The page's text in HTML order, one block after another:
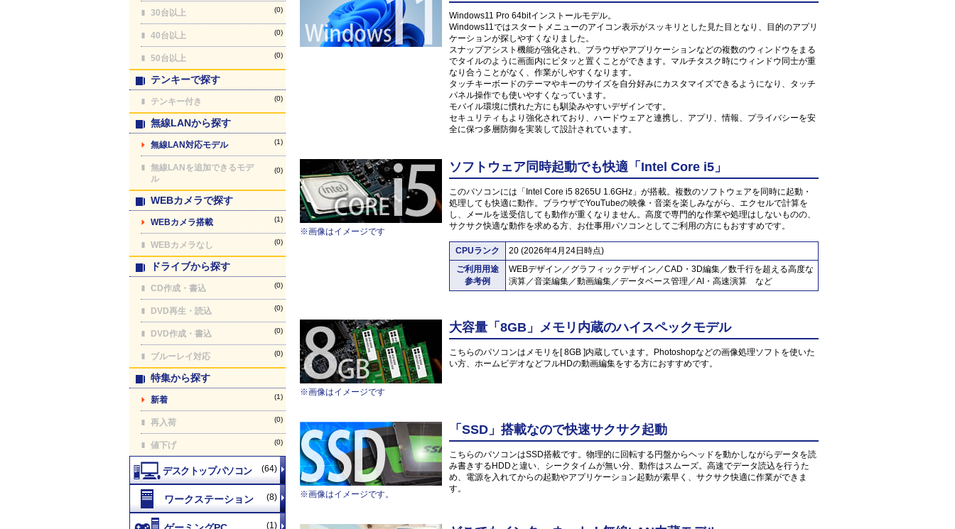
30台以上 (0)
40台以上 (0)
50台以上 (0)
テンキーで探す
テンキー付き (0)
無線LANから探す
無線LAN対応モデル (1)
無線LANを追加できるモデ
ル
(0)
WEBカメラで探す
WEBカメラ搭載 (1)
WEBカメラなし (0)
ドライブから探す
CD作成・書込 (0)
DVD再生・読込 (0)
DVD作成・書込 (0)
ブルーレイ対応 (0)
特集から探す
新着 (1)
再入荷 (0)
値下げ (0)
(64)
(8)
(1)
Windows11 Pro 64bitインストールモデル。
Windows11ではスタートメニューのアイコン表示がスッキリとした見た目となり、目的のアプリ
ケーションが探しやすくなりました。
スナップアシスト機能が強化され、ブラウザやアプリケーションなどの複数のウィンドウをまる
でタイルのように画面内にピタッと置くことができます。マルチタスク時にウィンドウ同士が重
なり合うことがなく、作業がしやすくなります。
タッチキーボードのテーマやキーのサイズを自分好みにカスタマイズできるようになり、タッチ
パネル操作でも使いやすくなっています。
モバイル環境に慣れた方にも馴染みやすいデザインです。
セキュリティもより強化されており、ハードウェアと連携し、アプリ、情報、プライバシーを安
全に保つ多層防御を実装して設計されています。
※画像はイメージです
ソフトウェア同時起動でも快適「Intel Core i5」
このパソコンには「Intel Core i5 8265U 1.6GHz」が搭載。複数のソフトウェアを同時に起動・
処理しても快適に動作。ブラウザでYouTubeの映像・音楽を楽しみながら、エクセルで計算を
し、メールを送受信しても動作が重くなりません。高度で専門的な作業や処理はしないものの、
サクサク快適な動作を求める方、お仕事用パソコンとしてご利用の方にもおすすめです。
CPUランク
20 (2026年4月24日時点)
ご利用用途
参考例
WEBデザイン／グラフィックデザイン／CAD・3D編集／数千行を超える高度な
演算／音楽編集／動画編集／データベース管理／AI・高速演算 など
※画像はイメージです
大容量「8GB」メモリ内蔵のハイスペックモデル
こちらのパソコンはメモリを[ 8GB ]内蔵しています。Photoshopなどの画像処理ソフトを使いた
い方、ホームビデオなどフルHDの動画編集をする方におすすめです。
※画像はイメージです。
「SSD」搭載なので快速サクサク起動
こちらのパソコンはSSD搭載です。物理的に回転する円盤からヘッドを動かしながらデータを読
み書きするHDDと違い、シークタイムが無い分、動作はスムーズ。高速でデータ読込を行うた
め、電源を入れてからの起動やアプリケーション起動が素早く、サクサク快適に作業ができま
す。